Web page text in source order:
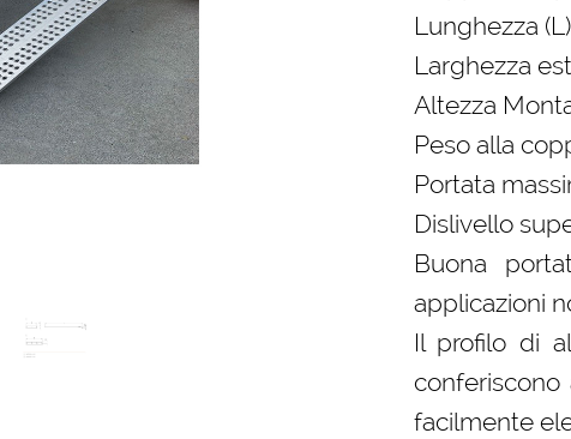
Lunghezza
Larghezza
Altezza
Peso alla
Portata
Dislivello
Buona
applicazioni
Il profilo di
facilmente